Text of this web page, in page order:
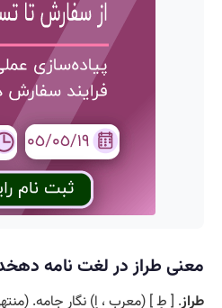
معنی طراز در لغت نامه
طراز. [ طِ ] (معرب ، اِ) نگار جامه.